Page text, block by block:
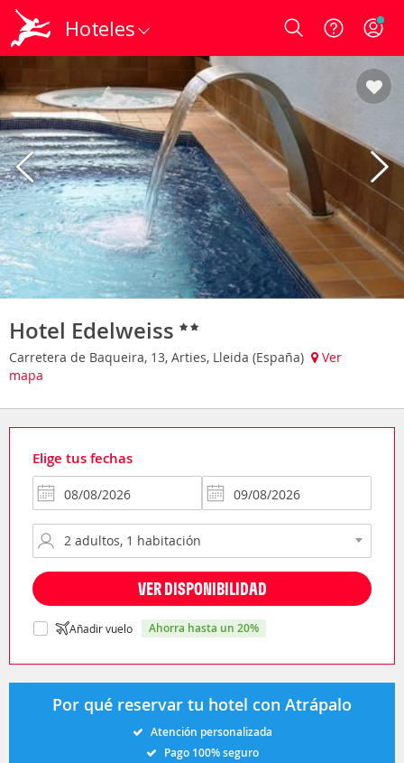
Hoteles Login
Hotel Edelweiss
Carretera de Baqueira, 13, Arties, Lleida (España)
Ver
mapa
Elige tus fechas
VER DISPONIBILIDAD
Añadir vuelo ahorra hasta un 20%
Por qué reservar tu hotel con Atrápalo
Atención personalizada
Pago 100% seguro